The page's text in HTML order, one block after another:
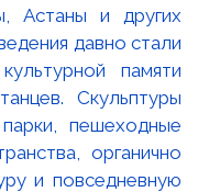
Астаны и других
давно стали
памяти
Скульптуры
пешеходные
органично
и повседневную